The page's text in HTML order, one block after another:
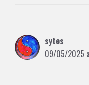
sytes
09/05/2025